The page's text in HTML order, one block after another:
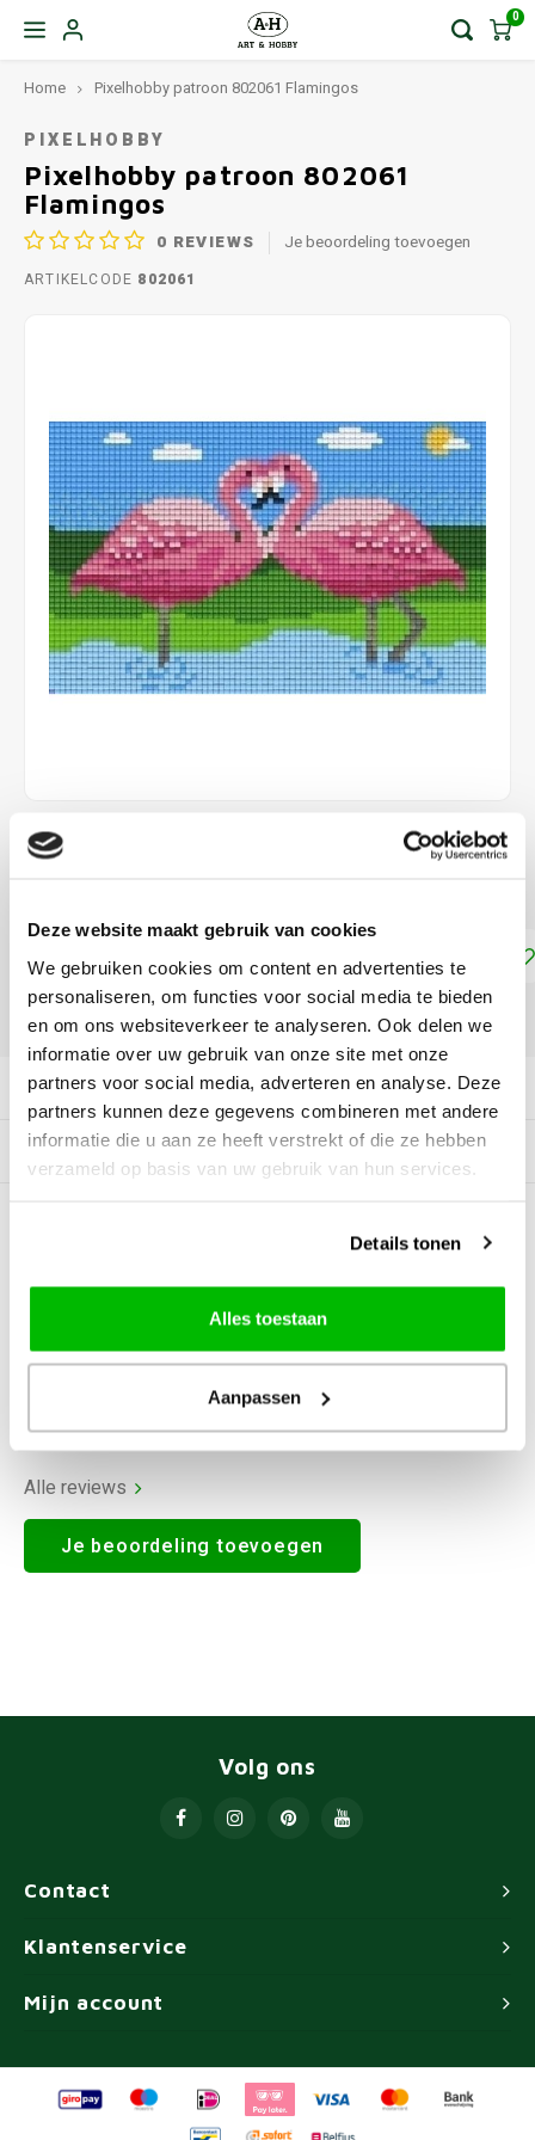
Deze website maakt gebruik van cookies
We gebruiken cookies om content en advertenties te
personaliseren, om functies voor social media te bieden
en om ons websiteverkeer te analyseren. Ook delen we
informatie over uw gebruik van onze site met onze
partners voor social media, adverteren en analyse. Deze
partners kunnen deze gegevens combineren met andere
informatie die u aan ze heeft verstrekt of die ze hebben
verzameld op basis van uw gebruik van hun services.
Details tonen
Alles toestaan
Aanpassen
0
Home Pixelhobby patroon 802061 Flamingos
PIXELHOBBY
Pixelhobby patroon 802061
Flamingos
0 REVIEWS Je beoordeling toevoegen
ARTIKELCODE 802061
€20,54
Toevoegen aan winkelwagen
DELEN:
Productomschrijving
Gerelateerde producten
0Reviews
Alle reviews
Je beoordeling toevoegen
Contact
Volg ons
Klantenservice
Mijn account